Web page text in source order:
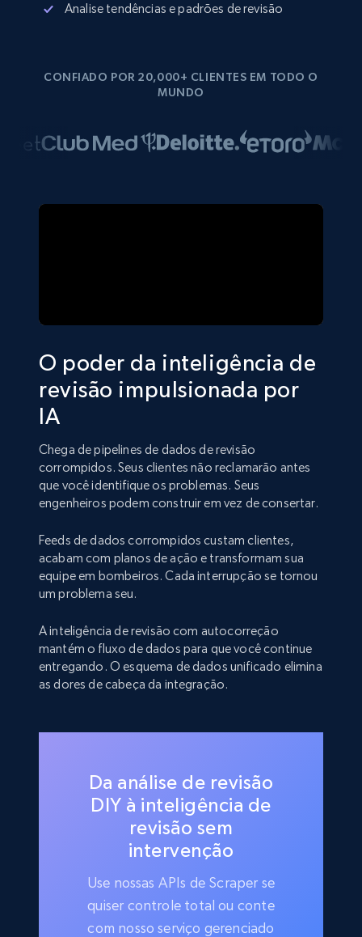
Analise tendências e padrões de revisão
CONFIADO POR 20,000+ CLIENTES EM TODO O
MUNDO
O poder da inteligência de
revisão impulsionada por
IA
Chega de pipelines de dados de revisão
corrompidos. Seus clientes não reclamarão antes
que você identifique os problemas. Seus
engenheiros podem construir em vez de consertar.
Feeds de dados corrompidos custam clientes,
acabam com planos de ação e transformam sua
equipe em bombeiros. Cada interrupção se tornou
um problema seu.
A inteligência de revisão com autocorreção
mantém o fluxo de dados para que você continue
entregando. O esquema de dados unificado elimina
as dores de cabeça da integração.
Da análise de revisão
DIY à inteligência de
revisão sem
intervenção
Use nossas APIs de Scraper se
quiser controle total ou conte
com nosso serviço gerenciado